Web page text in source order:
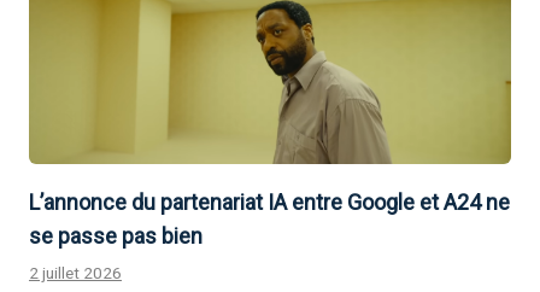
L’annonce du partenariat IA entre Google et A24 ne
se passe pas bien
2 juillet 2026